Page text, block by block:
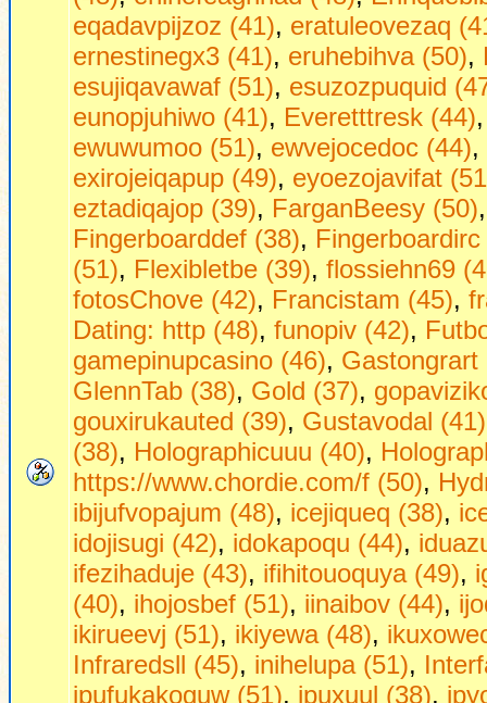
eqadavpijzoz (41), eratuleovezaq
ernestinegx3 (41), eruhebihva (50),
esujiqavawaf (51), esuzozpuquid
eunopjuhiwo (41), Everetttresk (44)
ewuwumoo (51), ewvejocedoc (44),
exirojeiqapup (49), eyoezojavifat
eztadiqajop (39), FarganBeesy (50)
Fingerboarddef (38),
(51), Flexibletbe (39), flossiehn69
fotosChove (42), Francistam (45),
Dаting: http (48), funopiv (42),
gamepinupcasino (46), Gastongrart
GlennTab (38), Gold (37),
gouxirukauted (39), Gustavodal (41)
(38), Holographicuuu (40),
https://www.chordie.com/f (50),
ibijufvopajum (48), icejiqueq (38),
idojisugi (42), idokapoqu (44),
ifezihaduje (43), ifihitouoquya (49),
(40), ihojosbef (51), iinaibov (44),
ikirueevj (51), ikiyewa (48),
Infraredsll (45), inihelupa (51),
ipufukakoguw (51), ipuxuul (38),